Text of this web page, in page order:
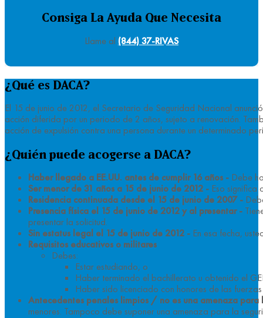
Consiga La Ayuda Que Necesita
Llame al (844) 37-RIVAS
¿Qué es DACA?
El 15 de junio de 2012, el Secretario de Seguridad Nacional
acción diferida por un periodo de 2 años, sujeto a renovación.
acción de expulsión contra una persona durante un determinado
¿Quién puede acogerse a DACA?
Haber llegado a EE.UU. antes de cumplir 16 años - Debe
Ser menor de 31 años a 15 de junio de 2012 - Eso significa
Residencia continuada desde el 15 de junio de 2007 -
Presencia física el 15 de junio de 2012 y al presentar -
presentar la solicitud.
Sin estatus legal el 15 de junio de 2012 - En esa fecha,
Requisitos educativos o militares
Debes:
Estar estudiando, o
Haber terminado el bachillerato u obtenido el
Haber sido licenciado con honores de las
Antecedentes penales limpios / no es una amenaza
menores. Tampoco debe suponer una amenaza para la